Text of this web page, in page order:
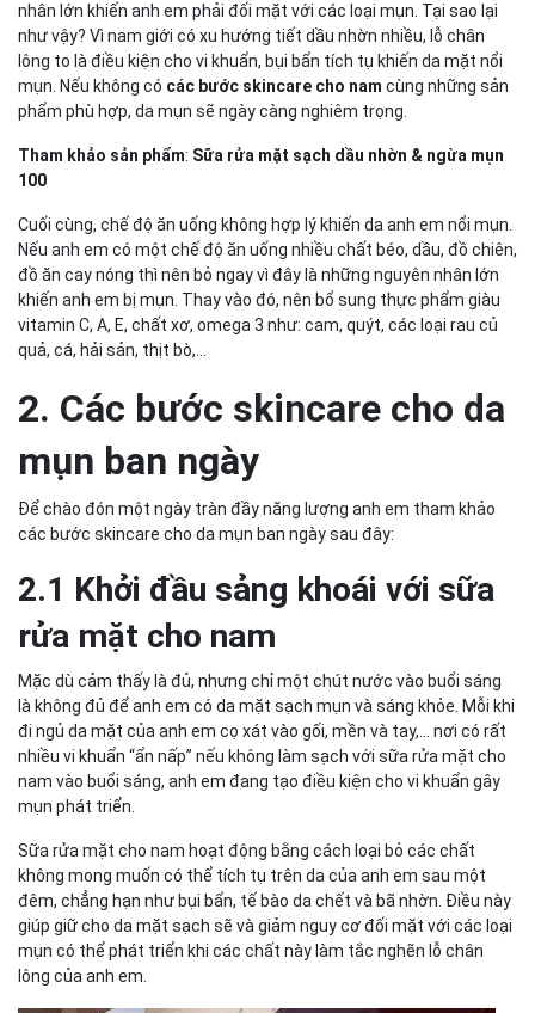
nhân lớn khiến anh em phải đối mặt với các loại mụn. Tại sao lại
như vậy? Vì nam giới có xu hướng tiết dầu nhờn nhiều, lỗ chân
lông to là điều kiện cho vi khuẩn, bụi bẩn tích tụ khiến da mặt nổi
mụn. Nếu không có các bước skincare cho nam cùng những sản
phẩm phù hợp, da mụn sẽ ngày càng nghiêm trọng.
Tham khảo sản phẩm: Sữa rửa mặt sạch dầu nhờn & ngừa mụn
100
Cuối cùng, chế độ ăn uống không hợp lý khiến da anh em nổi mụn.
Nếu anh em có một chế độ ăn uống nhiều chất béo, dầu, đồ chiên,
đồ ăn cay nóng thì nên bỏ ngay vì đây là những nguyên nhân lớn
khiến anh em bị mụn. Thay vào đó, nên bổ sung thực phẩm giàu
vitamin C, A, E, chất xơ, omega 3 như: cam, quýt, các loại rau củ
quả, cá, hải sản, thịt bò,...
2. Các bước skincare cho da
mụn ban ngày
Để chào đón một ngày tràn đầy năng lượng anh em tham khảo
các bước skincare cho da mụn ban ngày sau đây:
2.1 Khởi đầu sảng khoái với sữa
rửa mặt cho nam
Mặc dù cảm thấy là đủ, nhưng chỉ một chút nước vào buổi sáng
là không đủ để anh em có da mặt sạch mụn và sáng khỏe. Mỗi khi
đi ngủ da mặt của anh em cọ xát vào gối, mền và tay,... nơi có rất
nhiều vi khuẩn “ẩn nấp” nếu không làm sạch với sữa rửa mặt cho
nam vào buổi sáng, anh em đang tạo điều kiện cho vi khuẩn gây
mụn phát triển.
Sữa rửa mặt cho nam hoạt động bằng cách loại bỏ các chất
không mong muốn có thể tích tụ trên da của anh em sau một
đêm, chẳng hạn như bụi bẩn, tế bào da chết và bã nhờn. Điều này
giúp giữ cho da mặt sạch sẽ và giảm nguy cơ đối mặt với các loại
mụn có thể phát triển khi các chất này làm tắc nghẽn lỗ chân
lông của anh em.